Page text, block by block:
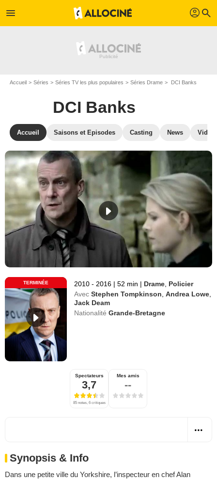
menu profil search
Accueil Séries Séries TV les plus populaires Séries Drame DCI Banks
DCI Banks
Accueil Saisons et Episodes Casting News
TERMINÉE 2010 - 2016 | 52 min | Drame Policier
Avec Stephen Tompkinson ,Andrea Lowe
Jack Deam
Nationalité Grande-Bretagne
Spectateurs
3,7
85 notes, 6 critiques
Mes amis
--
Synopsis & Info
Dans une petite ville du Yorkshire, l’inspecteur en chef Alan